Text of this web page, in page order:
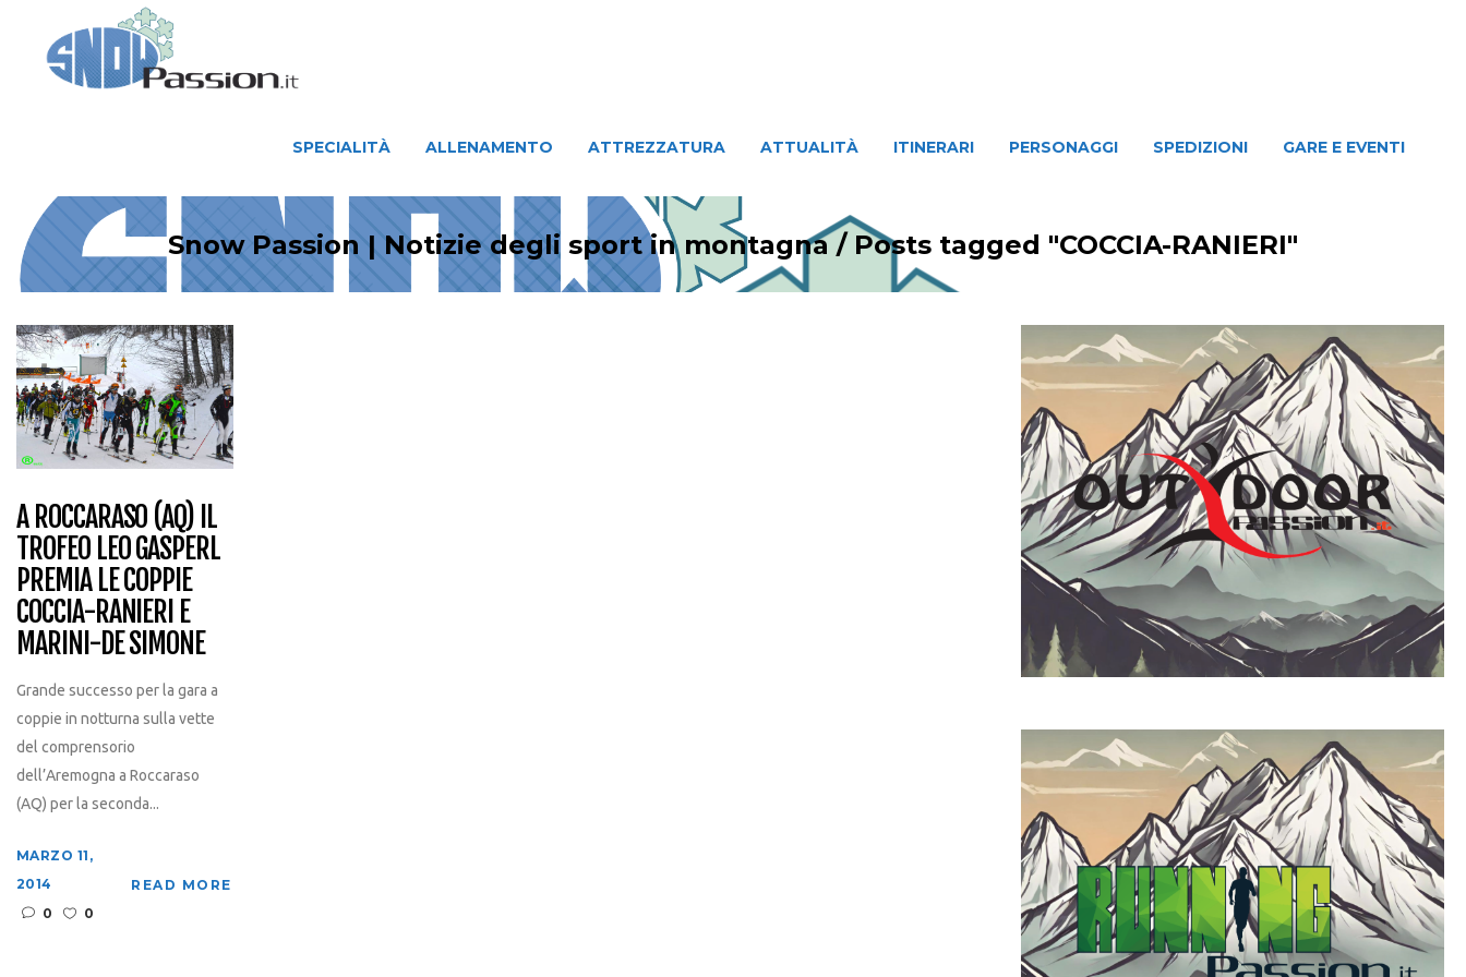
SPECIALITÀ ALLENAMENTO ATTREZZATURA ATTUALITÀ ITINERARI PERSONAGGI SPEDIZIONI GARE E EVENTI
Snow Passion | Notizie degli sport in montagna/ Posts tagged "COCCIA-RANIERI"
A ROCCARASO (AQ) IL
TROFEO LEO GASPERL
PREMIA LE COPPIE
COCCIA-RANIERI E
MARINI-DE SIMONE
Grande successo per la gara a
coppie in notturna sulla vette
del comprensorio
dell’Aremogna a Roccaraso
(AQ) per la seconda...
MARZO 11,
2014
0
0
READ MORE